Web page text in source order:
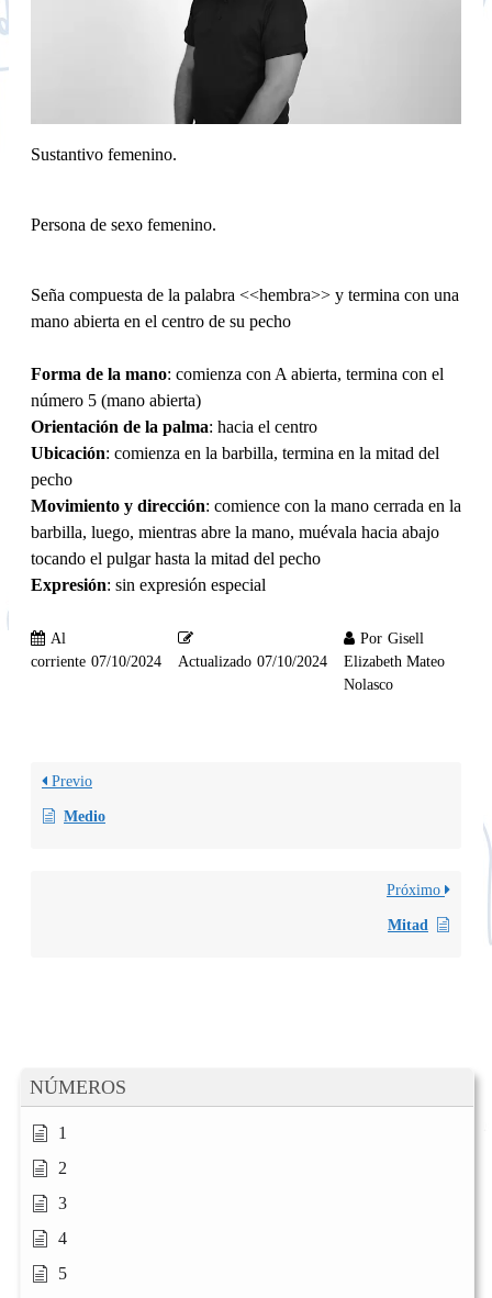
NÚMEROS
1
2
3
4
5
Sustantivo femenino.
Persona de sexo femenino.
Seña compuesta de la palabra <<hembra>> y termina con una
mano abierta en el centro de su pecho
Forma de la mano: comienza con A abierta, termina con el
número 5 (mano abierta)
Orientación de la palma: hacia el centro
Ubicación: comienza en la barbilla, termina en la mitad del
pecho
Movimiento y dirección: comience con la mano cerrada en la
barbilla, luego, mientras abre la mano, muévala hacia abajo
tocando el pulgar hasta la mitad del pecho
Expresión: sin expresión especial
Al
corriente 07/10/2024 Actualizado 07/10/2024
Por Gisell
Elizabeth Mateo
Nolasco
Previo
Medio
Próximo
Mitad